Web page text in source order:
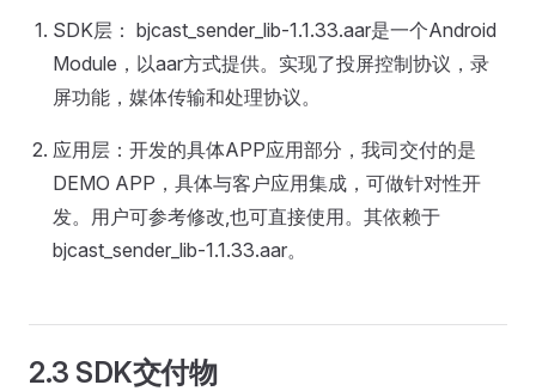
SDK层： bjcast_sender_lib-1.1.33.aar是一个Android
Module，以aar方式提供。实现了投屏控制协议，录
屏功能，媒体传输和处理协议。
应用层：开发的具体APP应用部分，我司交付的是
DEMO APP，具体与客户应用集成，可做针对性开
发。用户可参考修改,也可直接使用。其依赖于
bjcast_sender_lib-1.1.33.aar。
2.3 SDK交付物